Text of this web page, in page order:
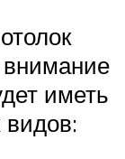
внимание
иметь